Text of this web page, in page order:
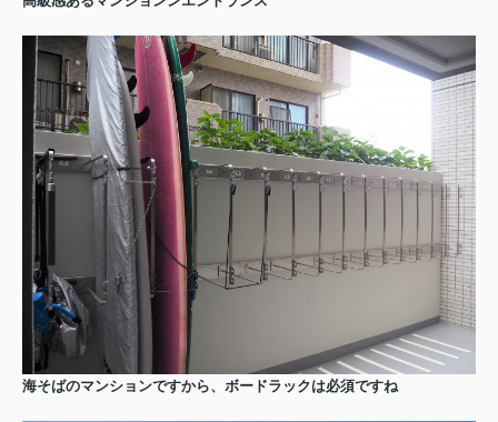
海そばのマンションですから、ボードラックは必須ですね